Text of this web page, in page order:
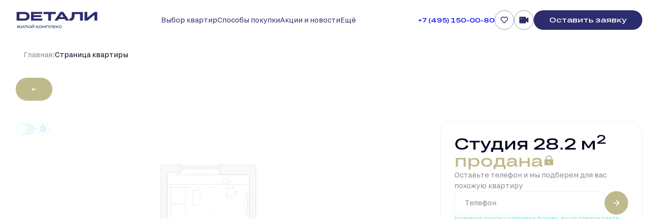
Выбор квартирСпособы покупкиАкции и новостиЕщё +7 (495) 150-00-80 Оставить заявку
Главная/Cтраница квартиры
←
Студия
Студия 28.2 м2
продана
Оставьте телефон и мы подберем для вас
похожую квартиру